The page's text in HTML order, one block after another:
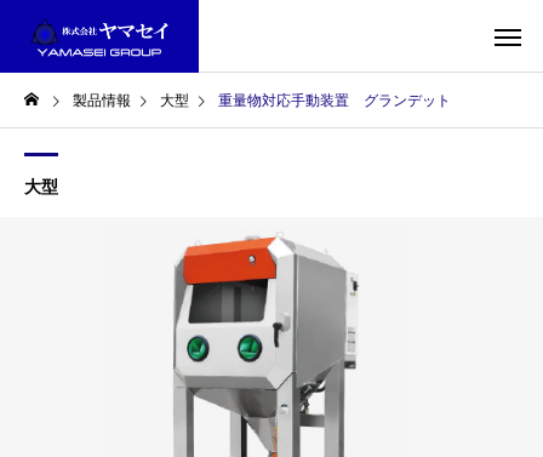
製品情報 大型 重量物対応手動装置 グランデット
大型